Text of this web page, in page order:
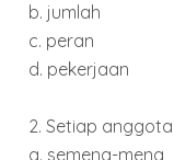
b. jumlah
c. peran
d. pekerjaan
2. Setiap
a. semena-mena